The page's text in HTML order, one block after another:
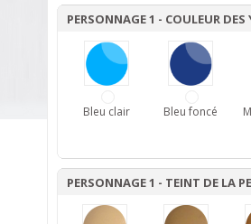
PERSONNAGE 1 - COULEUR
Bleu clair Bleu foncé
PERSONNAGE 1 - TEINT DE LA